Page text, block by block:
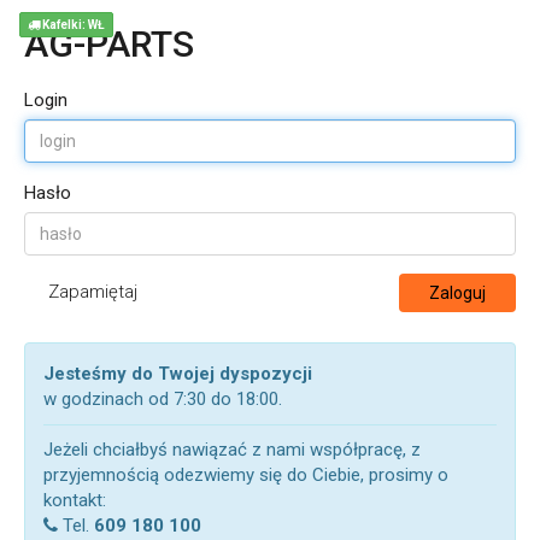
AG-PARTS
Login
Hasło
Zapamiętaj Zaloguj
Jesteśmy do Twojej dyspozycji
w godzinach od 7:30 do 18:00.
Jeżeli chciałbyś nawiązać z nami współpracę, z
przyjemnością odezwiemy się do Ciebie, prosimy o
kontakt:
Tel. 609 180 100
Kafelki: WŁ